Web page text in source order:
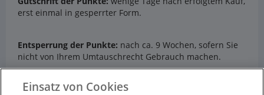
erst einmal in gesperrter Form.
Entsperrung der Punkte: nach ca. 9 Wochen, sofern Sie
nicht von Ihrem Umtauschrecht Gebrauch machen.
Ausgenommen von der Bepunktung sind:
Einsatz von Cookies